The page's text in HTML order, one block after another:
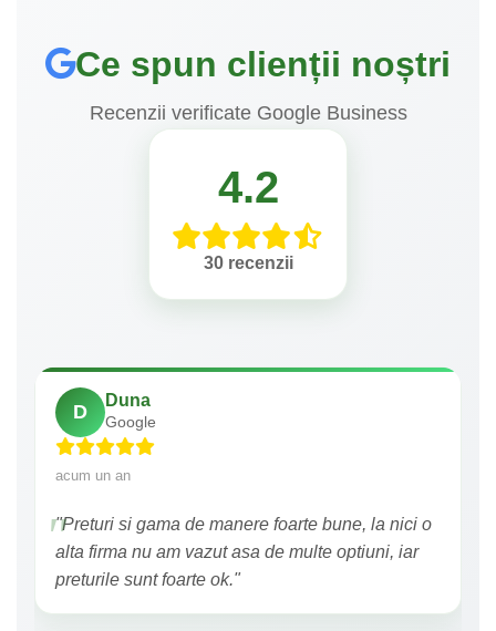
Ce spun clienții noștri
Recenzii verificate Google Business
4.2
30 recenzii
D
Duna
Google
acum un an
"Preturi si gama de manere foarte bune, la nici o
alta firma nu am vazut asa de multe optiuni, iar
preturile sunt foarte ok."